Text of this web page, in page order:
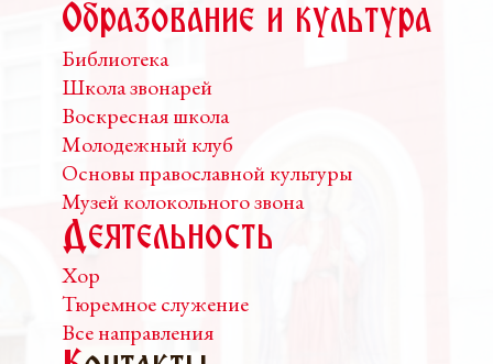
Образование и культура
Библиотека
Школа звонарей
Воскресная школа
Молодежный клуб
Основы православной культуры
Музей колокольного звона
Деятельность
Хор
Тюремное служение
Все направления